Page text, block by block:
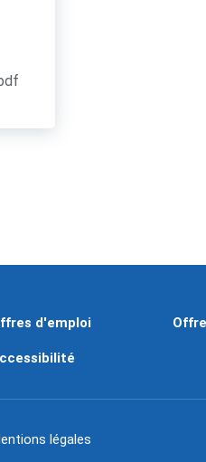
d'emploi
légales